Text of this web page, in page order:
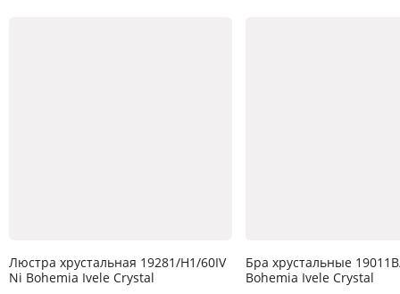
Люстра хрустальная 19281/H1/60IV
Ni Bohemia Ivele Crystal
Бра хрустальные
Bohemia Ivele Crystal